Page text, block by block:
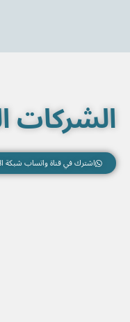
الشركات
اشترك في قناة واتساب شبكة